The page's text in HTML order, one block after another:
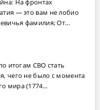
На фронтах
— это вам не лобио
фамилия; От...
итогам СВО стать
чего не было с момента
мира (1774...